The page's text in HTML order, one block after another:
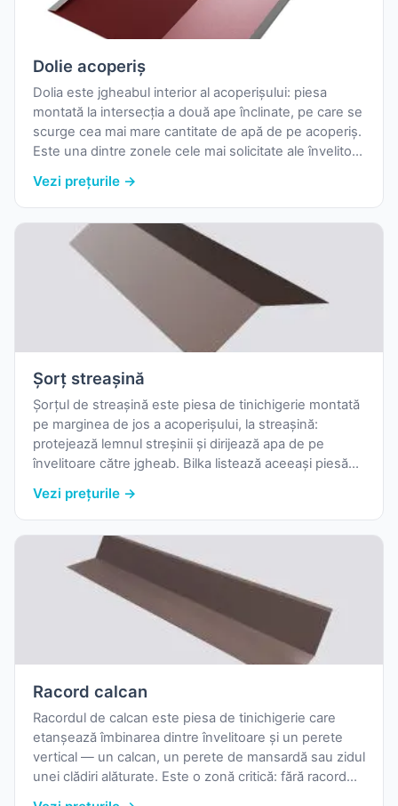
Dolie acoperiș
Dolia este jgheabul interior al acoperișului: piesa
montată la intersecția a două ape înclinate, pe care se
scurge cea mai mare cantitate de apă de pe acoperiș.
Este una dintre zonele cele mai solicitate ale învelitorii,
infiltrațiile.
Vezi prețurile →
Șorț streașină
Șorțul de streașină este piesa de tinichigerie montată
pe marginea de jos a acoperișului, la streașină:
protejează lemnul streșinii și dirijează apa de pe
învelitoare către jgheab. Bilka listează aceeași piesă
Blachotrapez drept „șorț streașină" — tabelul de mai
jos le cuprinde pe toate.
Vezi prețurile →
Racord calcan
Racordul de calcan este piesa de tinichigerie care
etanșează îmbinarea dintre învelitoare și un perete
vertical — un calcan, un perete de mansardă sau zidul
unei clădiri alăturate. Este o zonă critică: fără racord